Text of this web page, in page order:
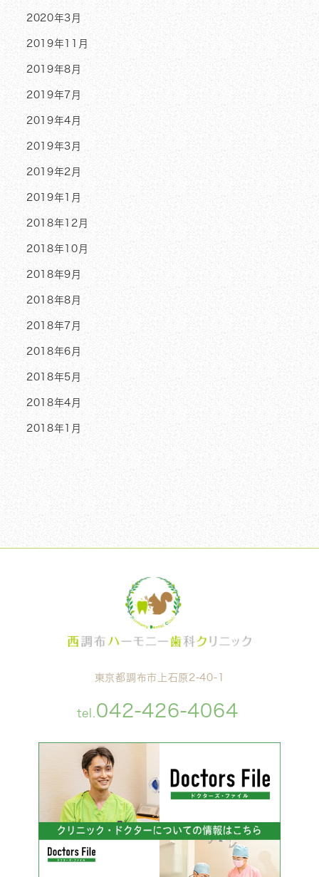
2020年3月
2019年11月
2019年8月
2019年7月
2019年4月
2019年3月
2019年2月
2019年1月
2018年12月
2018年10月
2018年9月
2018年8月
2018年7月
2018年6月
2018年5月
2018年4月
2018年1月
東京都調布市上石原2-40-1
tel. 042-426-4064